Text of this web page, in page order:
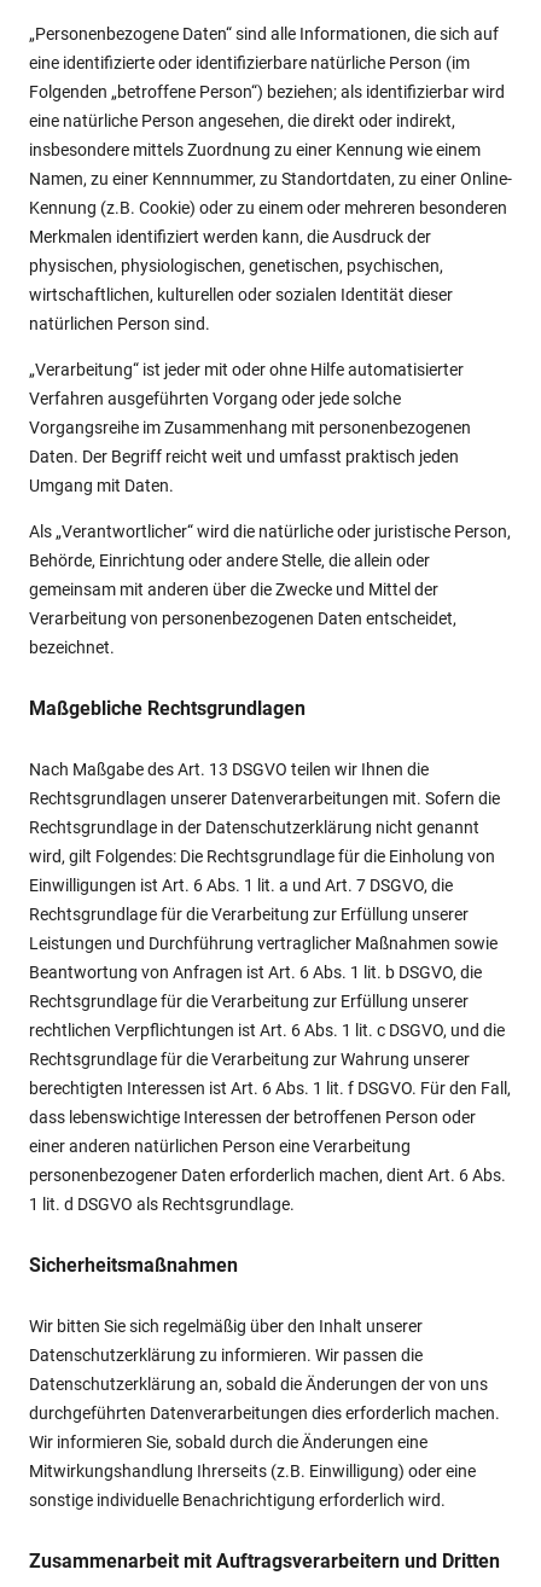
„Personenbezogene Daten“ sind alle Informationen, die sich auf
eine identifizierte oder identifizierbare natürliche Person (im
Folgenden „betroffene Person“) beziehen; als identifizierbar wird
eine natürliche Person angesehen, die direkt oder indirekt,
insbesondere mittels Zuordnung zu einer Kennung wie einem
Namen, zu einer Kennnummer, zu Standortdaten, zu einer Online-
Kennung (z.B. Cookie) oder zu einem oder mehreren besonderen
Merkmalen identifiziert werden kann, die Ausdruck der
physischen, physiologischen, genetischen, psychischen,
wirtschaftlichen, kulturellen oder sozialen Identität dieser
natürlichen Person sind.
„Verarbeitung“ ist jeder mit oder ohne Hilfe automatisierter
Verfahren ausgeführten Vorgang oder jede solche
Vorgangsreihe im Zusammenhang mit personenbezogenen
Daten. Der Begriff reicht weit und umfasst praktisch jeden
Umgang mit Daten.
Als „Verantwortlicher“ wird die natürliche oder juristische Person,
Behörde, Einrichtung oder andere Stelle, die allein oder
gemeinsam mit anderen über die Zwecke und Mittel der
Verarbeitung von personenbezogenen Daten entscheidet,
bezeichnet.
Maßgebliche Rechtsgrundlagen
Nach Maßgabe des Art. 13 DSGVO teilen wir Ihnen die
Rechtsgrundlagen unserer Datenverarbeitungen mit. Sofern die
Rechtsgrundlage in der Datenschutzerklärung nicht genannt
wird, gilt Folgendes: Die Rechtsgrundlage für die Einholung von
Einwilligungen ist Art. 6 Abs. 1 lit. a und Art. 7 DSGVO, die
Rechtsgrundlage für die Verarbeitung zur Erfüllung unserer
Leistungen und Durchführung vertraglicher Maßnahmen sowie
Beantwortung von Anfragen ist Art. 6 Abs. 1 lit. b DSGVO, die
Rechtsgrundlage für die Verarbeitung zur Erfüllung unserer
rechtlichen Verpflichtungen ist Art. 6 Abs. 1 lit. c DSGVO, und die
Rechtsgrundlage für die Verarbeitung zur Wahrung unserer
berechtigten Interessen ist Art. 6 Abs. 1 lit. f DSGVO. Für den Fall,
dass lebenswichtige Interessen der betroffenen Person oder
einer anderen natürlichen Person eine Verarbeitung
personenbezogener Daten erforderlich machen, dient Art. 6 Abs.
1 lit. d DSGVO als Rechtsgrundlage.
Sicherheitsmaßnahmen
Wir bitten Sie sich regelmäßig über den Inhalt unserer
Datenschutzerklärung zu informieren. Wir passen die
Datenschutzerklärung an, sobald die Änderungen der von uns
durchgeführten Datenverarbeitungen dies erforderlich machen.
Wir informieren Sie, sobald durch die Änderungen eine
Mitwirkungshandlung Ihrerseits (z.B. Einwilligung) oder eine
sonstige individuelle Benachrichtigung erforderlich wird.
Zusammenarbeit mit Auftragsverarbeitern und Dritten